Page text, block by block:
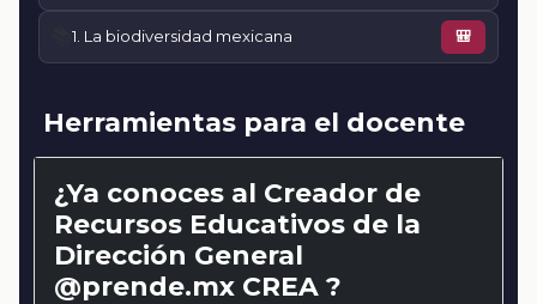
📚1. La biodiversidad mexicana 🎒
Herramientas para el docente
¿Ya conoces al Creador de
Recursos Educativos de la
Dirección General
@prende.mx CREA ?